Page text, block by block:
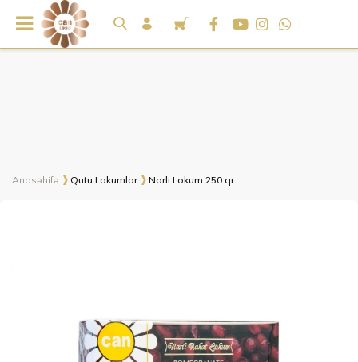
Anasəhifə Qutu Lokumlar Narlı Lokum 250 qr